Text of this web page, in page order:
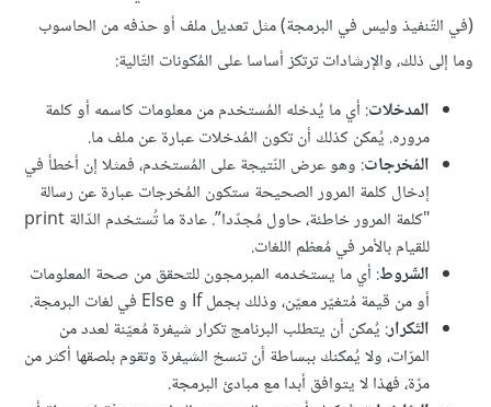
(في التّنفيذ وليس في البرمجة) مثل تعديل ملف أو حذفه من الحاسوب
وما إلى ذلك، والإرشادات ترتكز أساسا على المُكونات التّالية:
المدخلات: أي ما يُدخله المُستخدم من معلومات كاسمه أو كلمة
مروره. يُمكن كذلك أن تكون المُدخلات عبارة عن ملف ما.
المُخرجات: وهو عرض النّتيجة على المُستخدم، فمثلا إن أخطأ في
إدخال كلمة المرور الصحيحة ستكون المُخرجات عبارة عن رسالة
"كلمة المرور خاطئة، حاول مُجدّدا”. عادة ما تُستخدم الدّالة print
للقيام بالأمر في مُعظم اللغات.
الشّروط: أي ما يستخدمه المبرمجون للتحقق من صحة المعلومات
أو من قيمة مُتغيّر معيّن، وذلك بجمل If و Else في لغات البرمجة.
التّكرار: يُمكن أن يتطلب البرنامج تكرار شيفرة مُعيّنة لعدد من
المرّات، ولا يُمكنك ببساطة أن تنسخ الشيفرة وتقوم بلصقها أكثر من
مرّة، فهذا لا يتوافق أبدا مع مبادئ البرمجة.